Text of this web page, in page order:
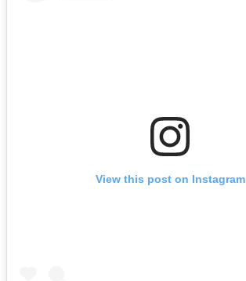
View this post on Instagram